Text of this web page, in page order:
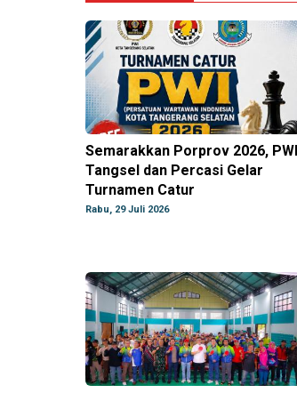
Semarakkan Porprov 2026, PWI
Tangsel dan Percasi Gelar
Turnamen Catur
Rabu, 29 Juli 2026